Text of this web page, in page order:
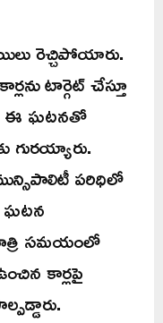
రెచ్చిపోయారు.
టార్గెట్ చేస్తూ
ఈ ఘటనతో
గురయ్యారు.
పరిధిలో
ఘటన
సమయంలో
కార్లపై